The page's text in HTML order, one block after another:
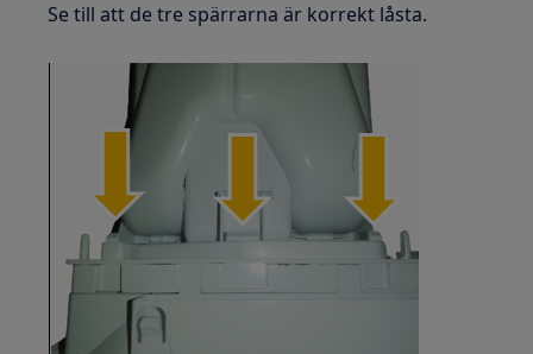
Se till att de tre spärrarna är korrekt låsta.